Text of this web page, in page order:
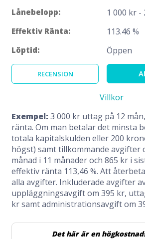
Lånebelopp: 1 000 kr -
Effektiv Ränta: 113.46 %
Löptid: Öppen
RECENSION
Villkor
Exempel: 3 000 kr uttag på 12
ränta. Om man betalar det minsta
totala kapitalskulden eller 200
högst) samt tillkommande avgifter
månad i 11 månader och 865 kr i
effektiv ränta 113,46 %. Att
alla avgifter. Inkluderade avgifter
uppläggningsavgift om 395 kr,
kr samt administrationsavgift om
Det här är en